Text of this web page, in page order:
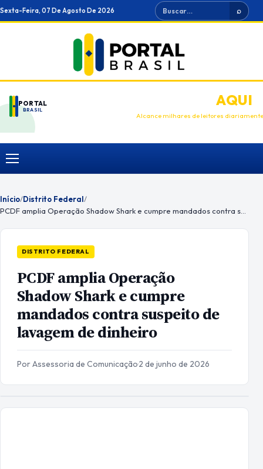
Ir
para
Sexta-Feira, 07 De Agosto De 2026 Buscar ⌕
PORTAL
BRASIL
ANUNCIEAQUI
Alcance milhares de leitores diariamente
Menu
Início/Distrito Federal/
DISTRITO FEDERAL
PCDF amplia Operação
Shadow Shark e cumpre
mandados contra suspeito de
lavagem de dinheiro
Por Assessoria de Comunicação·2 de junho de 2026